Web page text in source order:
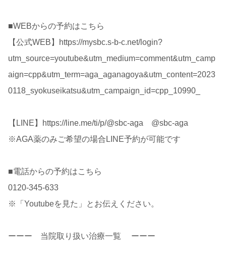
■WEBからの予約はこちら
【公式WEB】https://mysbc.s-b-c.net/login?
utm_source=youtube&utm_medium=comment&utm_camp
aign=cpp&utm_term=aga_aganagoya&utm_content=2023
0118_syokuseikatsu&utm_campaign_id=cpp_10990_
【LINE】https://line.me/ti/p/@sbc-aga @sbc-aga
※AGA薬のみご希望の場合LINE予約が可能です
■電話からの予約はこちら
0120-345-633
※「Youtubeを見た」とお伝えください。
ーーー 当院取り扱い治療一覧 ーーー